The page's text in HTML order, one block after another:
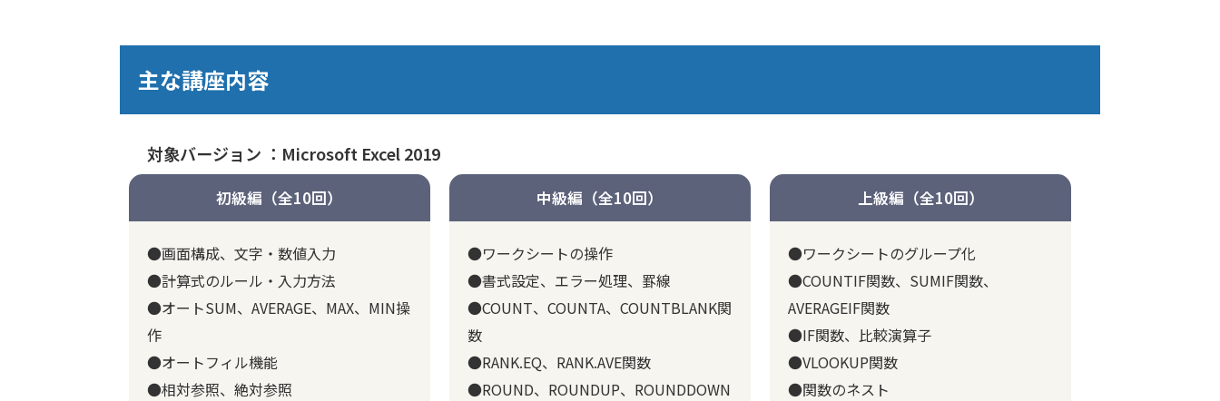
主な講座内容
対象バージョン ：Microsoft Excel 2019
初級編（全10回）
●画面構成、文字・数値入力
●計算式のルール・入力方法
●オートSUM、AVERAGE、MAX、MIN操
作
●オートフィル機能
●相対参照、絶対参照
中級編（全10回）
●ワークシートの操作
●書式設定、エラー処理、罫線
●COUNT、COUNTA、COUNTBLANK関
数
●RANK.EQ、RANK.AVE関数
●ROUND、ROUNDUP、ROUNDDOWN
上級編（全10回）
●ワークシートのグループ化
●COUNTIF関数、SUMIF関数、
AVERAGEIF関数
●IF関数、比較演算子
●VLOOKUP関数
●関数のネスト